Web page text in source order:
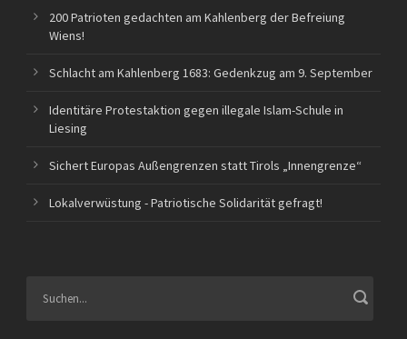
200 Patrioten gedachten am Kahlenberg der Befreiung
Wiens!
Schlacht am Kahlenberg 1683: Gedenkzug am 9. September
Identitäre Protestaktion gegen illegale Islam-Schule in
Liesing
Sichert Europas Außengrenzen statt Tirols „Innengrenze“
Lokalverwüstung - Patriotische Solidarität gefragt!